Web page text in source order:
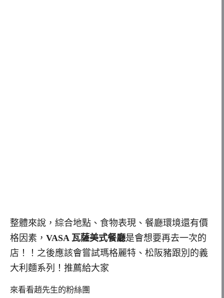
整體來說，綜合地點、食物表現、餐廳環境還有價
格因素， VASA 瓦薩美式餐廳是會想要再去一次的
店！！之後應該會嘗試瑪格麗特、松阪豬跟別的義
大利麵系列！推薦給大家
來看看趙先生的粉絲團